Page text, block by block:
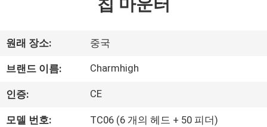
비
디
오
원래 장소: 중국
브랜드 이름: Charmhigh
인증: CE
모델 번호: TC06 (6 개의 헤드 + 50 피더)